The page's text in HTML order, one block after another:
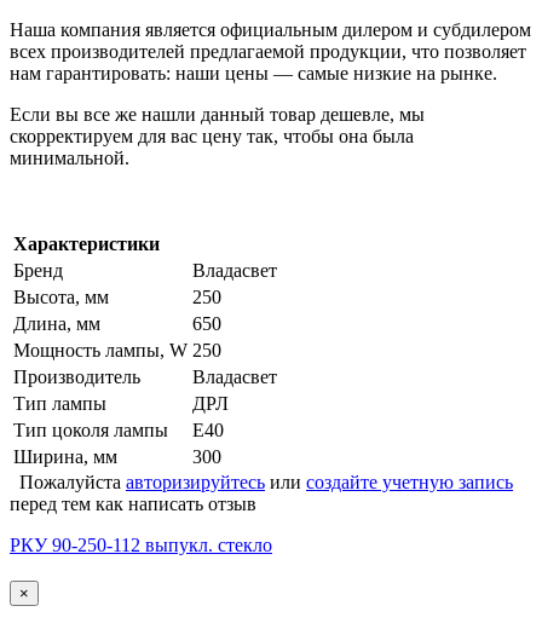
Наша компания является официальным дилером и субдилером
всех производителей предлагаемой продукции, что позволяет
нам гарантировать: наши цены — самые низкие на рынке.
Если вы все же нашли данный товар дешевле, мы
скорректируем для вас цену так, чтобы она была
минимальной.
Характеристики
Бренд
Владасвет
Высота, мм
250
Длина, мм
650
Мощность лампы, W 250
Производитель
Владасвет
Тип лампы
ДРЛ
Тип цоколя лампы
Е40
Ширина, мм
300
Пожалуйста авторизируйтесь или создайте учетную запись
перед тем как написать отзыв
РКУ 90-250-112 выпукл. стекло
×